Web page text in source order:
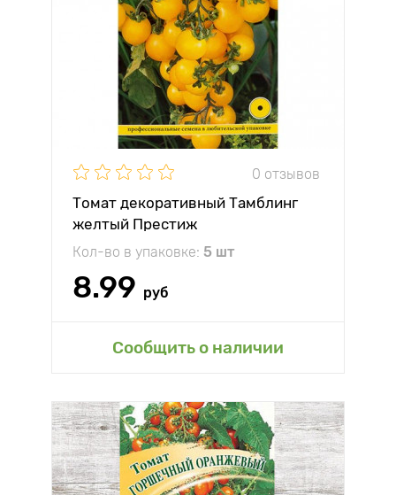
0 отзывов
Томат декоративный Тамблинг
желтый Престиж
Кол-во в упаковке: 5 шт
8.99 руб
Сообщить о наличии